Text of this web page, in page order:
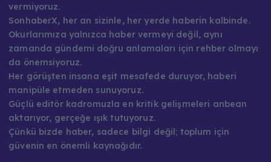
vermiyoruz.
SonhaberX, her an sizinle, her yerde haberin kalbinde.
Okurlarımıza yalnızca haber vermeyi değil, aynı
zamanda gündemi doğru anlamaları için rehber olmayı
da önemsiyoruz.
Her görüşten insana eşit mesafede duruyor, haberi
manipüle etmeden sunuyoruz.
Güçlü editör kadromuzla en kritik gelişmeleri anbean
aktarıyor, gerçeğe ışık tutuyoruz.
Çünkü bizde haber, sadece bilgi değil; toplum için
güvenin en önemli kaynağıdır.